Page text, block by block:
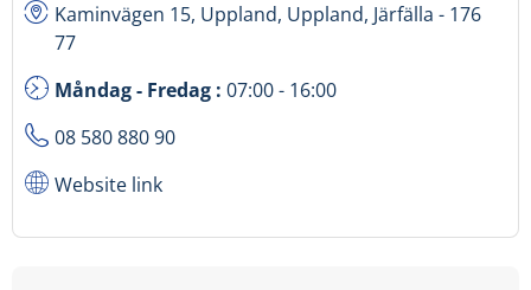
Kaminvägen 15, Uppland, Uppland, Järfälla - 176
77
Måndag - Fredag : 07:00 - 16:00
08 580 880 90
Website link